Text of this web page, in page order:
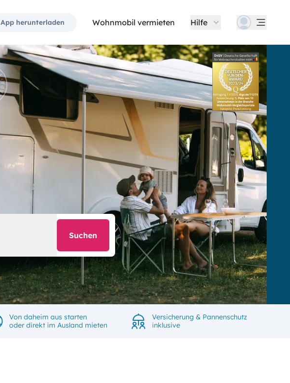
App herunterladen Wohnmobil vermieten Hilfe
Suchen
Von daheim aus starten
oder direkt im Ausland mieten
Versicherung & Pannenschutz
inklusive